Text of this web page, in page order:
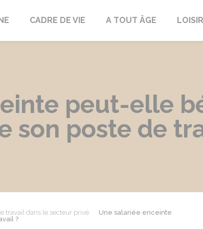
CADRE DE VIE A TOUT ÂGE
peut-elle
son poste de
travail dans le secteur privé
Une salariée enceinte
?